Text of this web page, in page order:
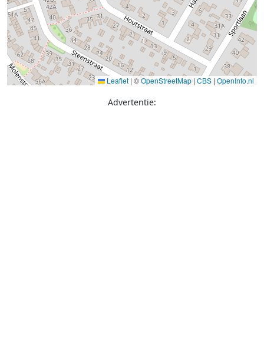
Leaflet | ©OpenStreetMap| CBS | OpenInfo.nl
Advertentie: